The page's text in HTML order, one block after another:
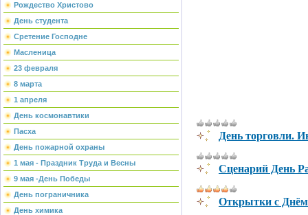
Рождество Христово
День студента
Сретение Господне
Масленица
23 февраля
8 марта
1 апреля
День космонавтики
Пасха
День пожарной охраны
1 мая - Праздник Труда и Весны
9 мая -День Победы
День пограничника
День химика
День торговли.
Сценарий День
Открытки с Днём